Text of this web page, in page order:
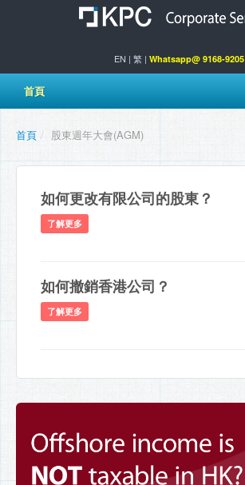
EN | 繁| Whatsapp@ 9168-9205
首頁
首頁 / 股東週年大會(AGM)
如何更改有限公司的股東？
了解更多
如何撤銷香港公司？
了解更多